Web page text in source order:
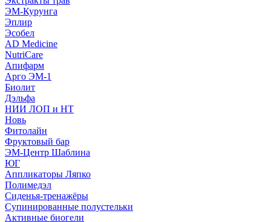
ЭМ-Курунга
Эплир
Эсобел
AD Medicine
NutriCare
Апифарм
Арго ЭМ-1
Биолит
Дэльфа
НИИ ЛОП и НТ
Новь
Фитолайн
Фруктовый бар
ЭМ-Центр Шаблина
ЮГ
Аппликаторы Ляпко
Полимедэл
Сиденья-тренажёры
Супинированные полустельки
Активные биогели